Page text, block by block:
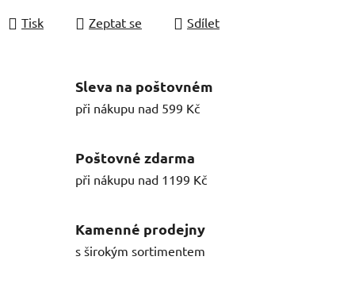
Tisk Zeptat se Sdílet
Sleva na poštovném
při nákupu nad 599 Kč
Poštovné zdarma
při nákupu nad 1199 Kč
Kamenné prodejny
s širokým sortimentem